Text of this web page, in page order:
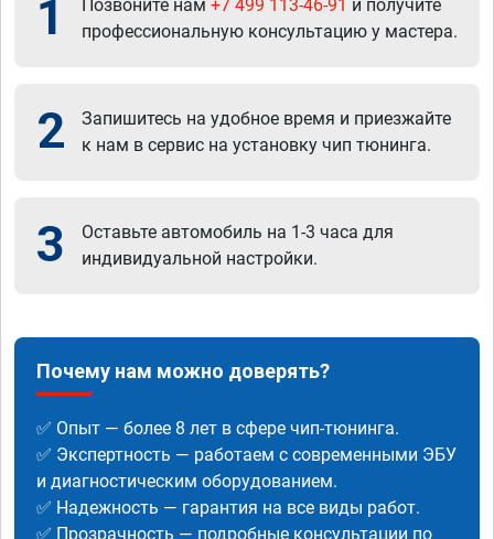
1 Позвоните нам +7 499 113-46-91 и получите
профессиональную консультацию у мастера.
2
Запишитесь на удобное время и приезжайте
к нам в сервис на установку чип тюнинга.
3
Оставьте автомобиль на 1-3 часа для
индивидуальной настройки.
Почему нам можно доверять?
✅ Опыт — более 8 лет в сфере чип-тюнинга.
✅ Экспертность — работаем с современными ЭБУ
и диагностическим оборудованием.
✅ Надежность — гарантия на все виды работ.
✅ Прозрачность — подробные консультации по